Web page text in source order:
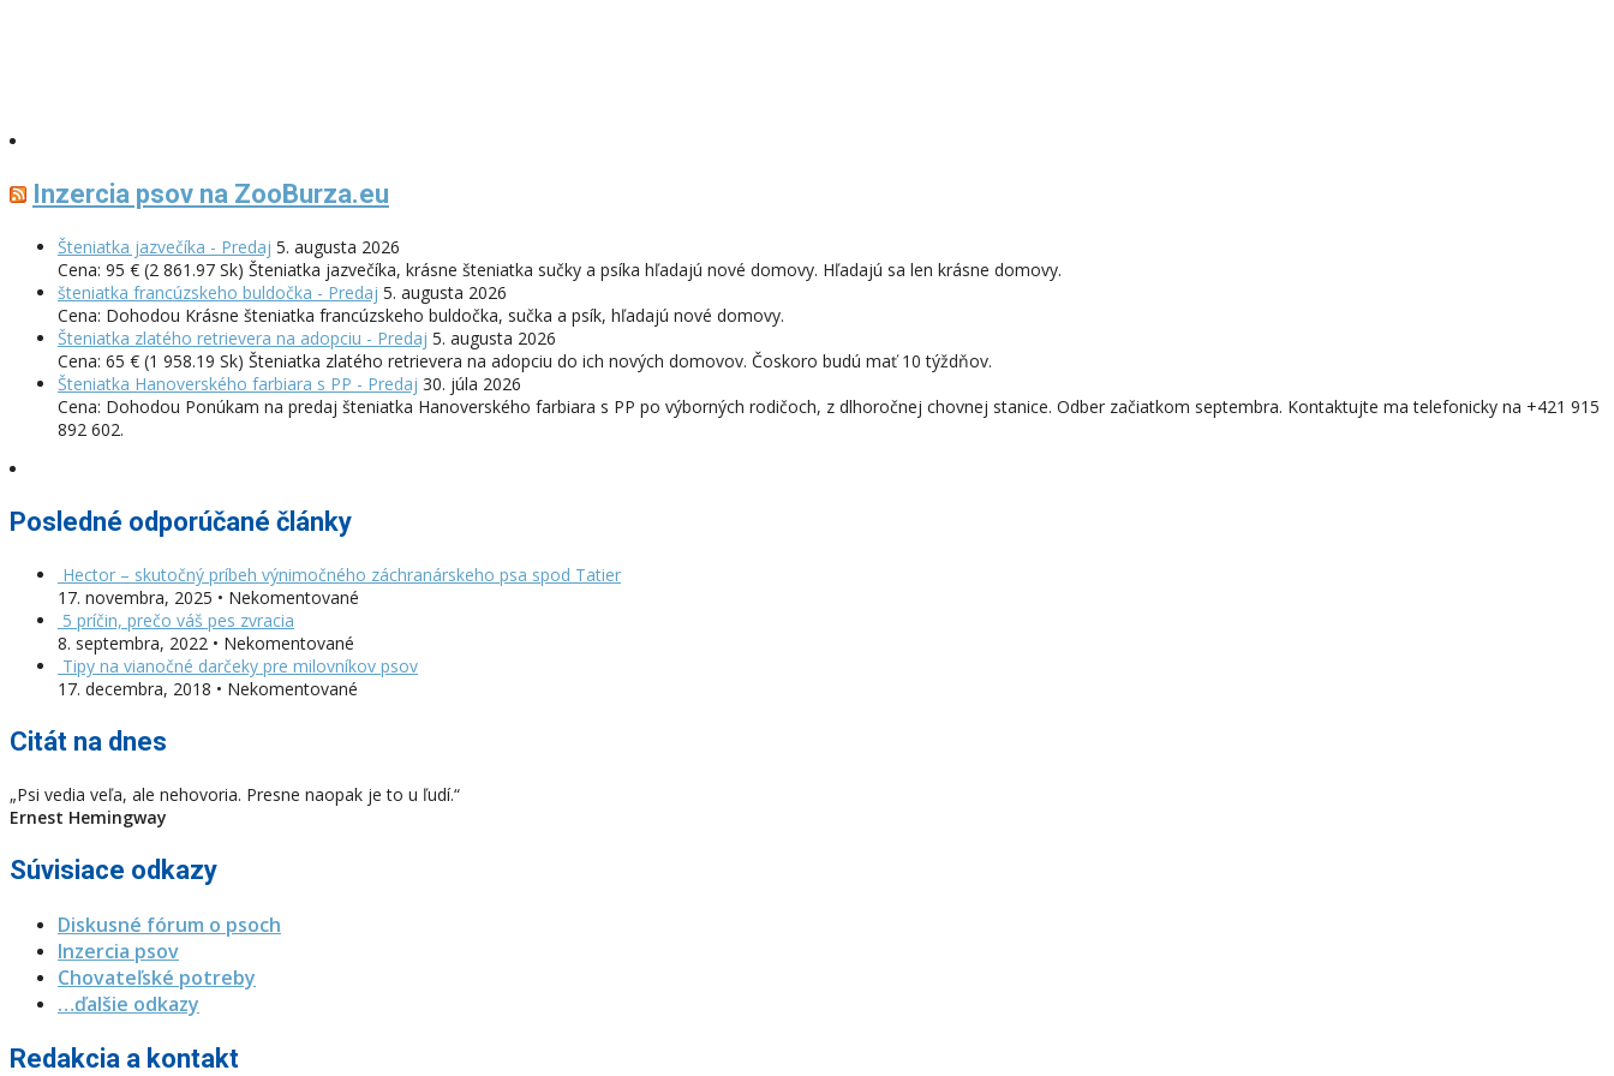
Inzercia psov na ZooBurza.eu
Šteniatka jazvečíka - Predaj 5. augusta 2026
Cena: 95 € (2 861.97 Sk) Šteniatka jazvečíka, krásne šteniatka sučky a psíka hľadajú nové domovy. Hľadajú sa len krásne domovy.
šteniatka francúzskeho buldočka - Predaj 5. augusta 2026
Cena: Dohodou Krásne šteniatka francúzskeho buldočka, sučka a psík, hľadajú nové domovy.
Šteniatka zlatého retrievera na adopciu - Predaj 5. augusta 2026
Cena: 65 € (1 958.19 Sk) Šteniatka zlatého retrievera na adopciu do ich nových domovov. Čoskoro budú mať 10 týždňov.
Šteniatka Hanoverského farbiara s PP - Predaj 30. júla 2026
Cena: Dohodou Ponúkam na predaj šteniatka Hanoverského farbiara s PP po výborných rodičoch, z dlhoročnej chovnej stanice. Odber začiatkom septembra. Kontaktujte ma telefonicky na +421 915
892 602.
Posledné odporúčané články
Hector – skutočný príbeh výnimočného záchranárskeho psa spod Tatier
17. novembra, 2025 • Nekomentované
5 príčin, prečo váš pes zvracia
8. septembra, 2022 • Nekomentované
Tipy na vianočné darčeky pre milovníkov psov
17. decembra, 2018 • Nekomentované
Citát na dnes
„Psi vedia veľa, ale nehovoria. Presne naopak je to u ľudí.“
Ernest Hemingway
Súvisiace odkazy
Diskusné fórum o psoch
Inzercia psov
Chovateľské potreby
…ďalšie odkazy
Redakcia a kontakt